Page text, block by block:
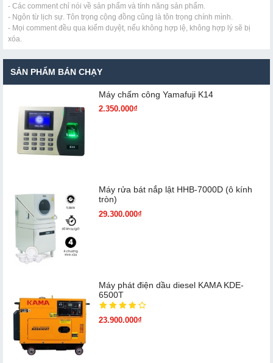
- Các comment chỉ nói về sản phẩm và tính năng sản phẩm.
- Ngôn từ lịch sự. Tôn trọng cộng đồng cũng là tôn trọng chính mình.
- Mọi comment đều qua kiểm duyệt, nếu không hợp lệ, không hợp lý sẽ bị
xóa.
SẢN PHẨM BÁN CHẠY
Máy chấm cô​ng Yamafuji K14
2.350.000₫
Máy rửa bát nắp lật HHB-7000D (ô kính
tròn)
29.300.000₫
Máy phát điện dầu diesel KAMA KDE-
6500T
23.900.000₫